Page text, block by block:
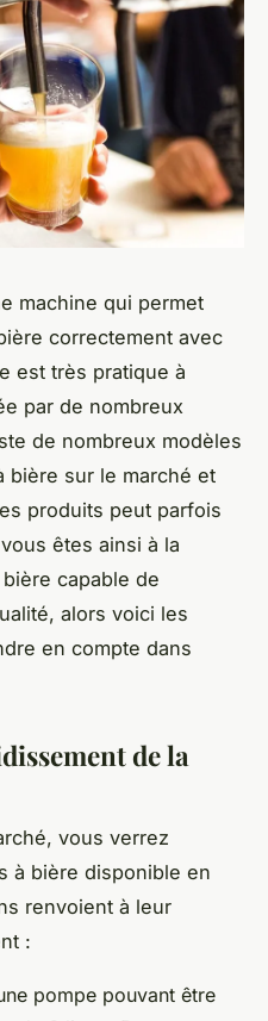
machine qui permet
correctement avec
est très pratique à
par de nombreux
de nombreux modèles
bière sur le marché et
produits peut parfois
êtes ainsi à la
capable de
alors voici les
en compte dans
de la
vous verrez
à bière disponible en
renvoient à leur
:
pompe pouvant être